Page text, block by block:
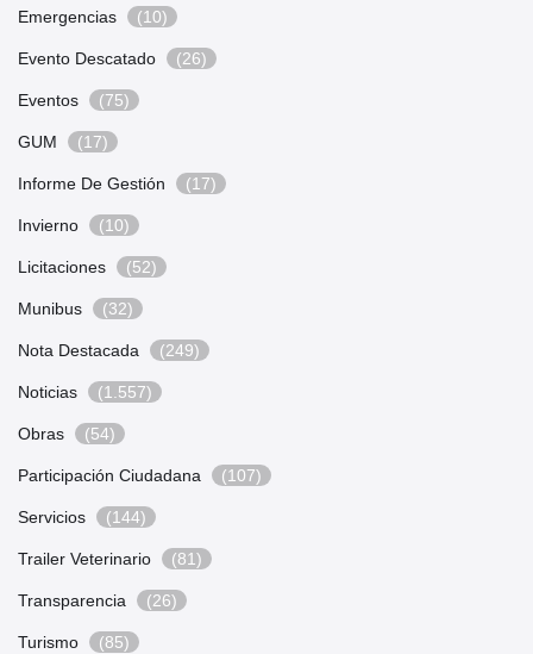
Emergencias (10)
Evento Descatado (26)
Eventos (75)
GUM (17)
Informe De Gestión (17)
Invierno (10)
Licitaciones (52)
Munibus (32)
Nota Destacada (249)
Noticias (1.557)
Obras (54)
Participación Ciudadana (107)
Servicios (144)
Trailer Veterinario (81)
Transparencia (26)
Turismo (85)